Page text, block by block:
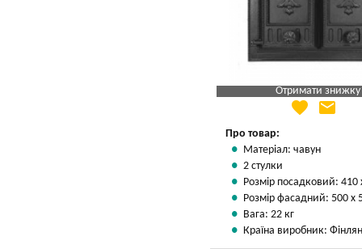
Отримати знижку
Яка Ваша ціна
Вказати мою ціну
favorite email
Про товар:
Матеріал: чавун
2 стулки
Розмір посадковий:
Розмір фасадний: 500 х
Вага: 22 кг
Країна виробник: